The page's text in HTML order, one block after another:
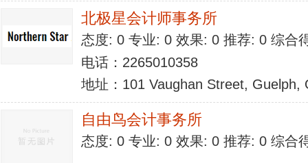
北极星会计师事务所
态度: 0 专业: 0 效果: 0 推荐: 0 综合
电话：2265010358
地址：101 Vaughan Street, Guelph,
自由鸟会计事务所
态度: 0 专业: 0 效果: 0 推荐: 0 综合